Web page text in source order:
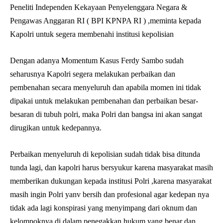
Peneliti Independen Kekayaan Penyelenggara Negara &
Pengawas Anggaran RI ( BPI KPNPA RI ) ,meminta kepada
Kapolri untuk segera membenahi institusi kepolisian
Dengan adanya Momentum Kasus Ferdy Sambo sudah
seharusnya Kapolri segera melakukan perbaikan dan
pembenahan secara menyeluruh dan apabila momen ini tidak
dipakai untuk melakukan pembenahan dan perbaikan besar-
besaran di tubuh polri, maka Polri dan bangsa ini akan sangat
dirugikan untuk kedepannya.
Perbaikan menyeluruh di kepolisian sudah tidak bisa ditunda
tunda lagi, dan kapolri harus bersyukur karena masyarakat masih
memberikan dukungan kepada institusi Polri ,karena masyarakat
masih ingin Polri yanv bersih dan profesional agar kedepan nya
tidak ada lagi konspirasi yang menyimpang dari oknum dan